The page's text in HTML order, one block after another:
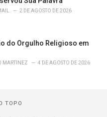
2 DE AGOSTO DE 2026
do Orgulho Religioso em
MARTINEZ 4 DE AGOSTO DE 2026
TOPO